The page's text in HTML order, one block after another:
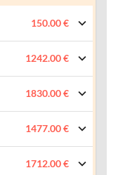
150.00 €
1242.00 €
1830.00 €
1477.00 €
1712.00 €